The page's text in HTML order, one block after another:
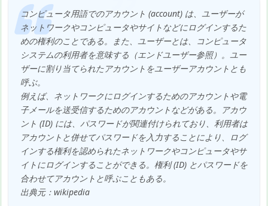
コンピュータ用語でのアカウント (account) は、ユーザーが
ネットワークやコンピュータやサイトなどにログインするた
めの権利のことである。また、ユーザーとは、コンピュータ
システムの利用者を意味する（エンドユーザー参照）。ユー
ザーに割り当てられたアカウントをユーザーアカウントとも
呼ぶ。
例えば、ネットワークにログインするためのアカウントや電
子メールを送受信するためのアカウントなどがある。アカウ
ント (ID) には、パスワードが関連付けられており、利用者は
アカウントと併せてパスワードを入力することにより、ログ
インする権利を認められたネットワークやコンピュータやサ
イトにログインすることができる。権利 (ID) とパスワードを
合わせてアカウントと呼ぶこともある。
出典元：wikipedia